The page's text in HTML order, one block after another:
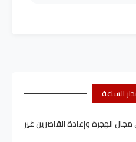
الساعة
مجال الهجرة وإعادة القاصرين غير